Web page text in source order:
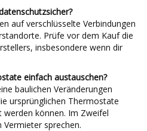
auf verschlüsselte Verbindungen
Prüfe vor dem Kauf die
insbesondere wenn dir
einfach austauschen?
baulichen Veränderungen
ursprünglichen Thermostate
können. Im Zweifel
sprechen.